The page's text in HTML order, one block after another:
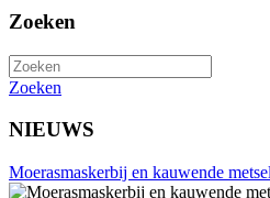
Zoeken
Zoeken
NIEUWS
Moerasmaskerbij en kauwende